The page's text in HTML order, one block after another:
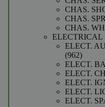
CHAS.
CHAS.
CHAS.
ELECTRICAL
ELECT.
962962
ELECT.
ELECT.
ELECT.
ELECT.
ELECT.